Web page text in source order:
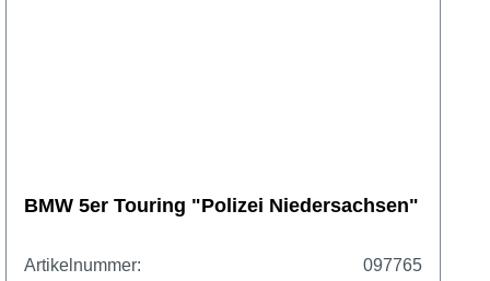
BMW 5er Touring "Polizei Niedersachsen"
Artikelnummer:
097765